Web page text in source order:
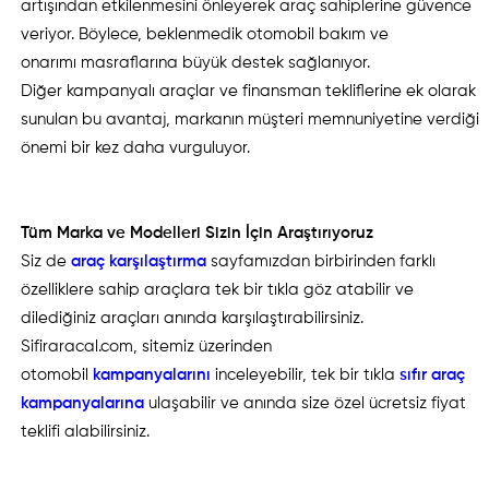
artışından etkilenmesini önleyerek araç sahiplerine güvence
veriyor. Böylece, beklenmedik otomobil bakım ve
onarımı masraflarına büyük destek sağlanıyor.
Diğer kampanyalı araçlar ve finansman tekliflerine ek olarak
sunulan bu avantaj, markanın müşteri memnuniyetine verdiği
önemi bir kez daha vurguluyor.
Tüm Marka ve Modelleri Sizin İçin Araştırıyoruz
Siz dearaç karşılaştırma sayfamızdan birbirinden farklı
özelliklere sahip araçlara tek bir tıkla göz atabilir ve
dilediğiniz araçları anında karşılaştırabilirsiniz.
Sifiraracal.com, sitemiz üzerinden
otomobil kampanyalarınıinceleyebilir, tek bir tıklasıfır araç
kampanyalarına ulaşabilir ve anında size özel ücretsiz fiyat
teklifi alabilirsiniz.